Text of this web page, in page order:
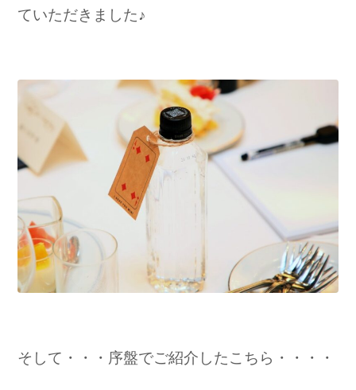
ていただきました♪
そして・・・序盤でご紹介したこちら・・・・